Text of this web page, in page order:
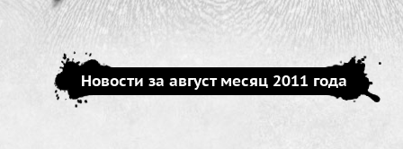
Новости за август месяц 2011 года